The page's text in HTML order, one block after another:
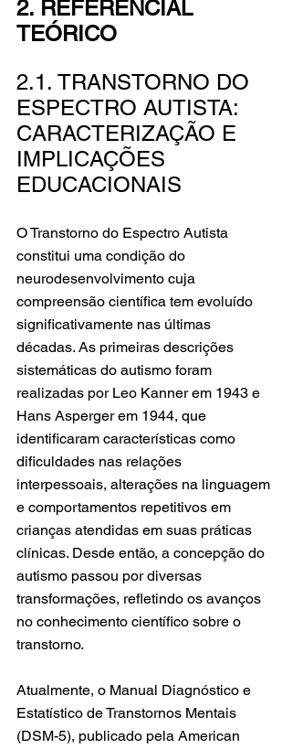
2. REFERENCIAL
TEÓRICO
2.1. TRANSTORNO DO
ESPECTRO AUTISTA:
CARACTERIZAÇÃO E
IMPLICAÇÕES
EDUCACIONAIS
O Transtorno do Espectro Autista
constitui uma condição do
neurodesenvolvimento cuja
compreensão científica tem evoluído
significativamente nas últimas
décadas. As primeiras descrições
sistemáticas do autismo foram
realizadas por Leo Kanner em 1943 e
Hans Asperger em 1944, que
identificaram características como
dificuldades nas relações
interpessoais, alterações na linguagem
e comportamentos repetitivos em
crianças atendidas em suas práticas
clínicas. Desde então, a concepção do
autismo passou por diversas
transformações, refletindo os avanços
no conhecimento científico sobre o
transtorno.
Atualmente, o Manual Diagnóstico e
Estatístico de Transtornos Mentais
(DSM-5), publicado pela American